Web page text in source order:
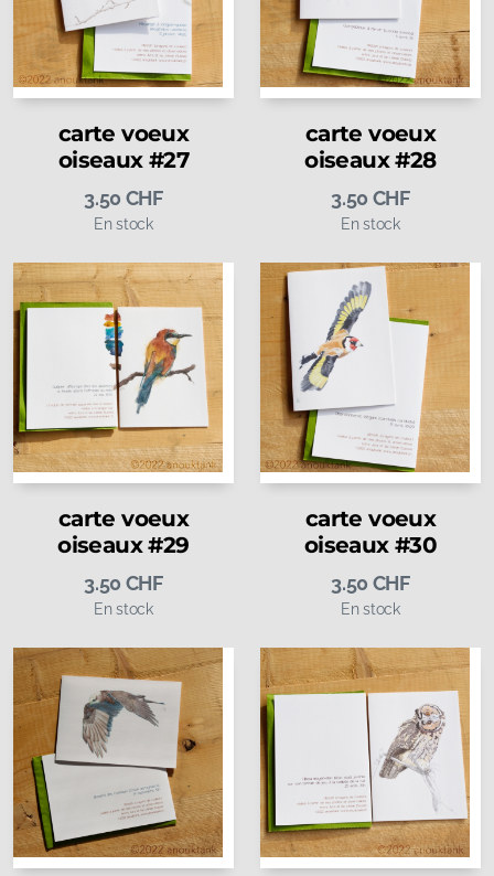
carte voeux
oiseaux #27
3.50 CHF
En stock
carte voeux
oiseaux #28
3.50 CHF
En stock
carte voeux
oiseaux #29
3.50 CHF
En stock
carte voeux
oiseaux #30
3.50 CHF
En stock